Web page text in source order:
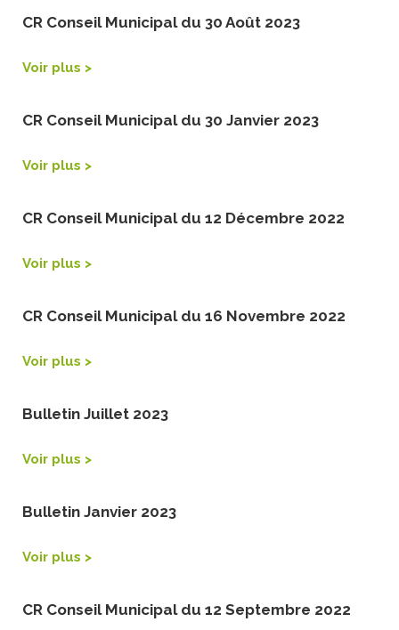
CR Conseil Municipal du 30 Août 2023
Voir plus >
CR Conseil Municipal du 30 Janvier 2023
Voir plus >
CR Conseil Municipal du 12 Décembre 2022
Voir plus >
CR Conseil Municipal du 16 Novembre 2022
Voir plus >
Bulletin Juillet 2023
Voir plus >
Bulletin Janvier 2023
Voir plus >
CR Conseil Municipal du 12 Septembre 2022